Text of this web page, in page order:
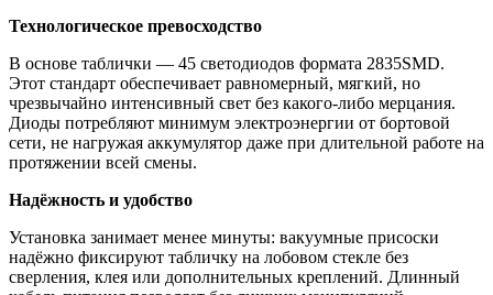
Технологическое превосходство
В основе таблички — 45 светодиодов формата 2835SMD.
Этот стандарт обеспечивает равномерный, мягкий, но
чрезвычайно интенсивный свет без какого-либо мерцания.
Диоды потребляют минимум электроэнергии от бортовой
сети, не нагружая аккумулятор даже при длительной работе на
протяжении всей смены.
Надёжность и удобство
Установка занимает менее минуты: вакуумные присоски
надёжно фиксируют табличку на лобовом стекле без
сверления, клея или дополнительных креплений. Длинный